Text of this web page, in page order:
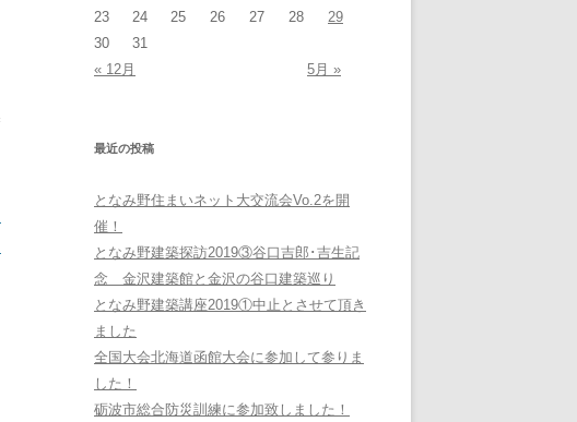
23
24 25 26 27 28
29
30
31
« 12月
5月 »
最近の投稿
となみ野住まいネット大交流会Vo.2を開
催！
となみ野建築探訪2019③谷口吉郎･吉生記
念 金沢建築館と金沢の谷口建築巡り
となみ野建築講座2019①中止とさせて頂き
ました
全国大会北海道函館大会に参加して参りま
した！
砺波市総合防災訓練に参加致しました！